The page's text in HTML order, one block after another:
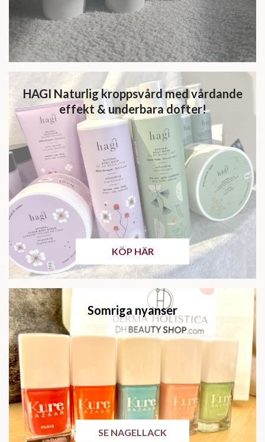
HAGI Naturlig kroppsvård med vårdande
effekt & underbara dofter!
KÖP HÄR
Somriga nyanser
SE NAGELLACK